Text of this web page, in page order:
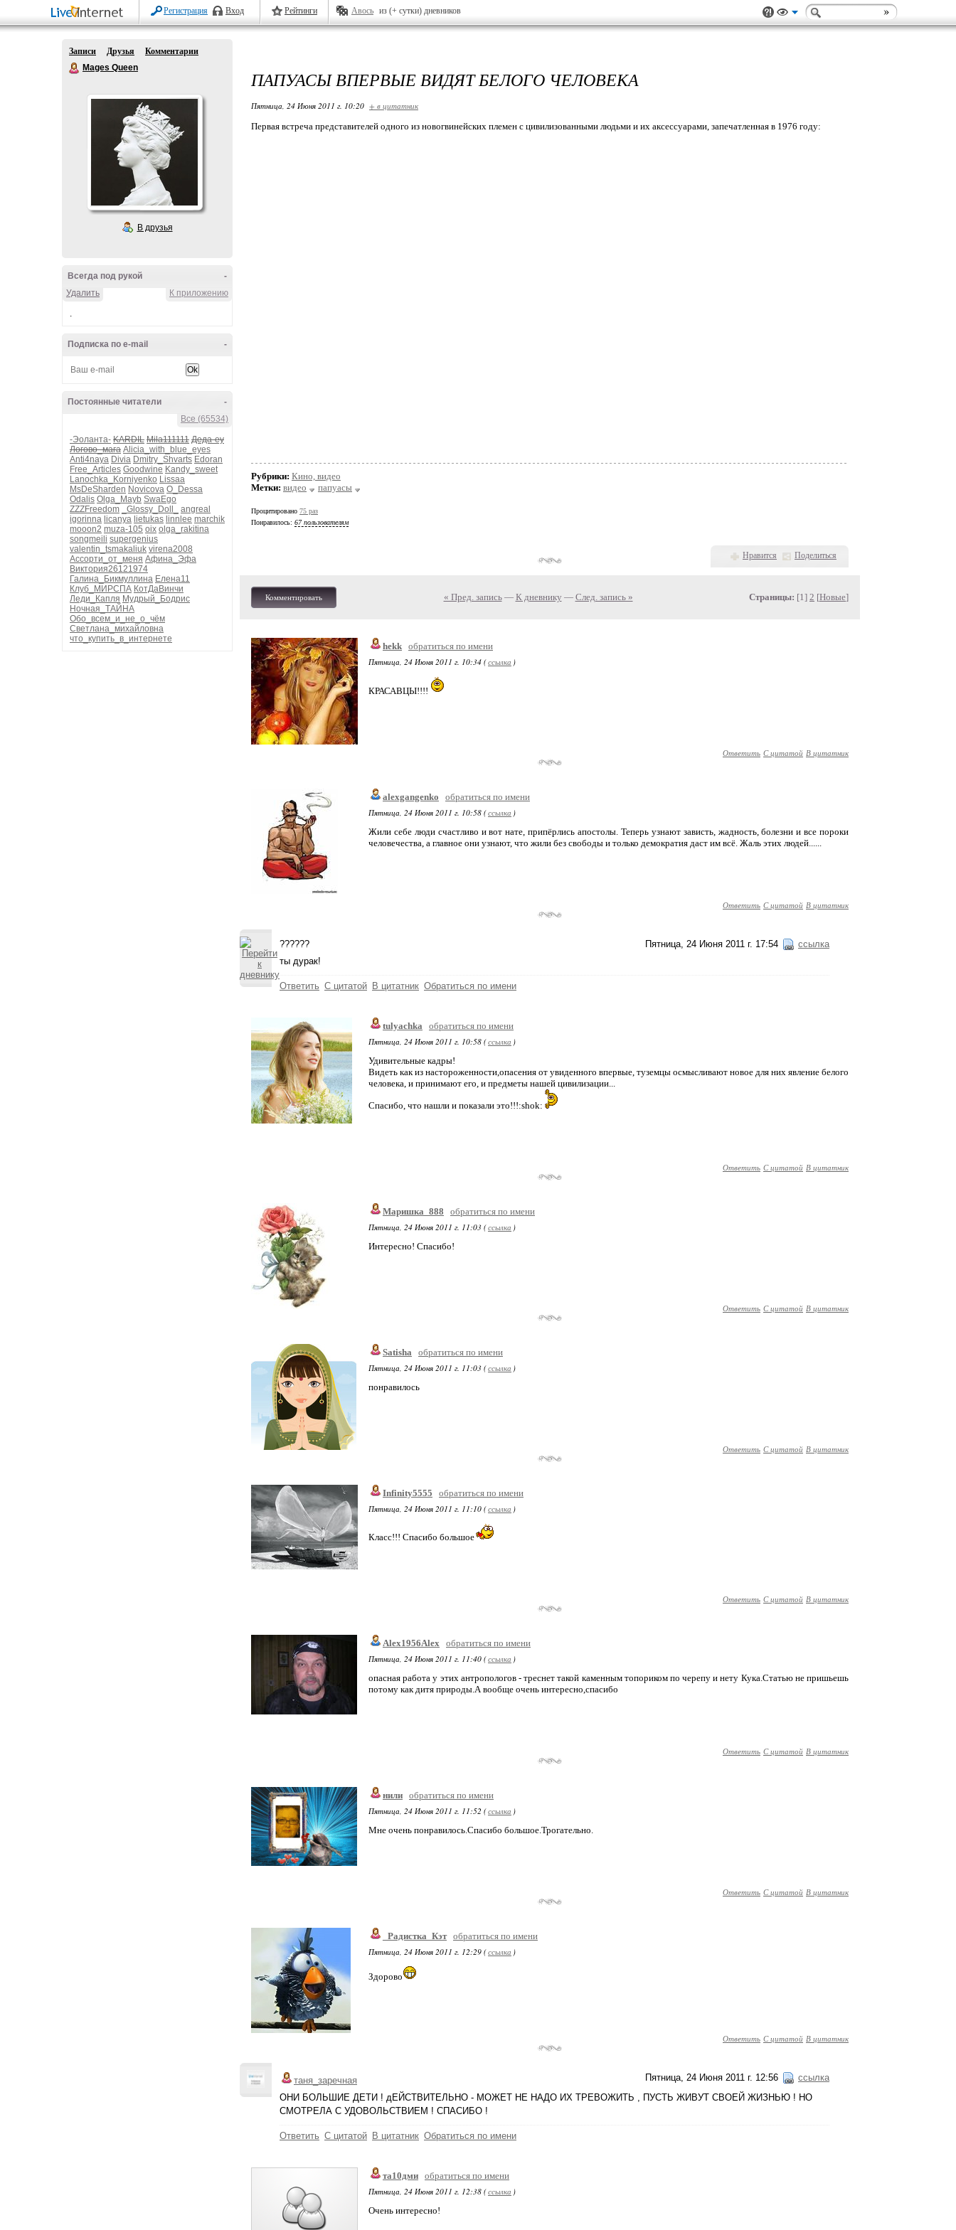
Регистрация Вход Рейтинги Авось из (+ сутки) дневников
Записи Друзья
Комментарии
Mages Queen
В друзья
-
Всегда под рукой
К приложению
Удалить
.
-
Подписка по e-mail
-
Постоянные читатели
Все (65534)
-Эоланта- KARDIL Mila111111 Деда-еу
Логово_мага Alicia_with_blue_eyes
Anti4naya Divia Dmitry_Shvarts Edoran
Free_Articles Goodwine Kandy_sweet
Lanochka_Korniyenko Lissaa
MsDeSharden Novicova O_Dessa
Odalis Olga_Mayb SwaEgo
ZZZFreedom
_Glossy_Doll_
angreal
igorinna licanya lietukas linnlee marchik
mooon2 muza-105 oix olga_rakitina
songmeili supergenius
valentin_tsmakaliuk virena2008
Ассорти_от_меня Афина_Эфа
Виктория26121974
Галина_Бикмуллина Елена11
Клуб_МИРСПА КотДаВинчи
Леди_Капля Мудрый_Бодрис
Ночная_ТАЙНА
Обо_всем_и_не_о_чём
Светлана_михайловна
что_купить_в_интернете
ПАПУАСЫ ВПЕРВЫЕ ВИДЯТ БЕЛОГО ЧЕЛОВЕКА
Пятница, 24 Июня 2011 г. 10:20 + в цитатник
Первая встреча представителей одного из новогвинейских племен с цивилизованными людьми и их аксессуарами, запечатленная в 1976 году:
Рубрики: Кино, видео
Метки: видео папуасы
Процитировано 75 раз
Понравилось: 67 пользователям
Нравится Поделиться
Комментировать « Пред. запись— К дневнику — След. запись » Страницы: [1] 2 [Новые]
hekk обратиться по имени
Пятница, 24 Июня 2011 г. 10:34 (ссылка )
КРАСАВЦЫ!!!!
Ответить С цитатой В цитатник
alexgangenko
обратиться по имени
Пятница, 24 Июня 2011 г. 10:58 (ссылка )
Жили себе люди счастливо и вот нате, припёрлись апостолы. Теперь узнают зависть, жадность, болезни и все пороки
человечества, а главное они узнают, что жили без свободы и только демократия даст им всё. Жаль этих людей......
Ответить С цитатой В цитатник
Пятница, 24 Июня 2011 г. 17:54 ссылка
??????
ты дурак!
Ответить С цитатой В цитатник Обратиться по имени
tulyachka
обратиться по имени
Пятница, 24 Июня 2011 г. 10:58 (ссылка )
Удивительные кадры!
Видеть как из настороженности,опасения от увиденного впервые, туземцы осмысливают новое для них явление белого
человека, и принимают его, и предметы нашей цивилизации...
Спасибо, что нашли и показали это!!!:shok:
Ответить С цитатой В цитатник
Маришка_888
обратиться по имени
Пятница, 24 Июня 2011 г. 11:03 (ссылка )
Интересно! Спасибо!
Ответить С цитатой В цитатник
Satisha
обратиться по имени
Пятница, 24 Июня 2011 г. 11:03 (ссылка )
понравилось
Ответить С цитатой В цитатник
Infinity5555
обратиться по имени
Пятница, 24 Июня 2011 г. 11:10 (ссылка )
Класс!!! Спасибо большое
Ответить С цитатой В цитатник
Alex1956Alex обратиться по имени
Пятница, 24 Июня 2011 г. 11:40 (ссылка )
опасная работа у этих антропологов - треснет такой каменным топориком по черепу и нету Кука.Статью не пришьешь
потому как дитя природы.А вообще очень интересно,спасибо
Ответить С цитатой В цитатник
нили обратиться по имени
Пятница, 24 Июня 2011 г. 11:52 (ссылка )
Мне очень понравилось.Спасибо большое.Трогательно.
Ответить С цитатой В цитатник
_Радистка_Кэт обратиться по имени
Пятница, 24 Июня 2011 г. 12:29 (ссылка )
Здорово
Ответить С цитатой В цитатник
Пятница, 24 Июня 2011 г. 12:56 ссылка
таня_заречная
ОНИ БОЛЬШИЕ ДЕТИ ! дЕЙСТВИТЕЛЬНО - МОЖЕТ НЕ НАДО ИХ ТРЕВОЖИТЬ , ПУСТЬ ЖИВУТ СВОЕЙ ЖИЗНЬЮ ! НО
СМОТРЕЛА С УДОВОЛЬСТВИЕМ ! СПАСИБО !
Ответить С цитатой В цитатник Обратиться по имени
та10дми обратиться по имени
Пятница, 24 Июня 2011 г. 12:38 (ссылка )
Очень интересно!